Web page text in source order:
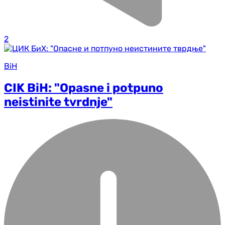
2
BiH
CIK BiH: "Opasne i potpuno
neistinite tvrdnje"